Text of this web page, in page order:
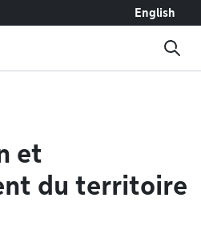
English
et
du territoire